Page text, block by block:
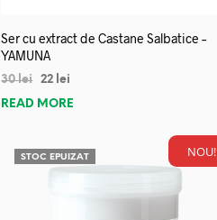
Ser cu extract de Castane Salbatice –
YAMUNA
30lei 22 lei
READ MORE
NOU!
STOC EPUIZAT